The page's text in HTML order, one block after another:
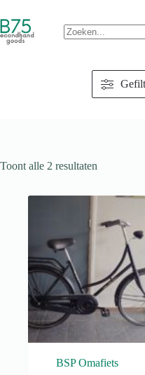
naar
de
inhoud
Toont alle 2 resultaten
BSP Omafiets